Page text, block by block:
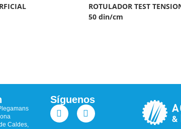
ROTULADOR TEST
50 din/cm
Caldes,
Síguenos